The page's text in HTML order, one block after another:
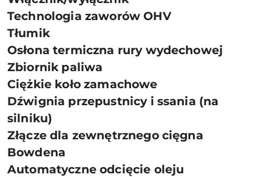
Technologia zaworów OHV
Tłumik
Osłona termiczna rury wydechowej
Zbiornik paliwa
Ciężkie koło zamachowe
Dźwignia przepustnicy i ssania (na
silniku)
Złącze dla zewnętrznego cięgna
Bowdena
Automatyczne odcięcie oleju